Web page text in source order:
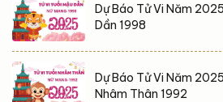
khám phá chi tiết về vận mệnh
Dự Báo Tử Vi Năm
Dần 1998
Dự Báo Tử Vi Năm
Nhâm Thân 1992